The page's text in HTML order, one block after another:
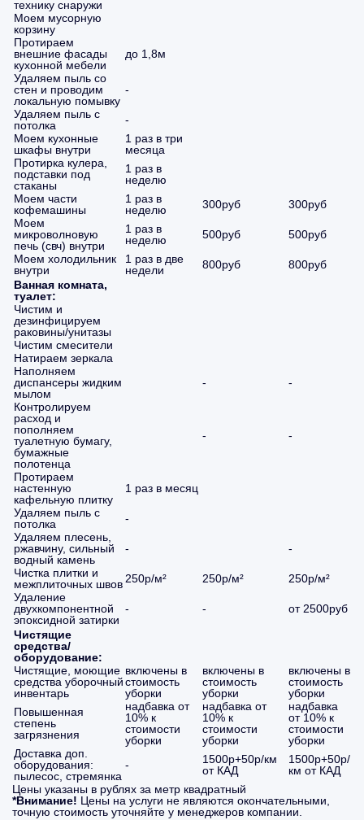
технику снаружи
Моем мусорную
корзину
Протираем
внешние фасады
кухонной мебели
до 1,8м
Удаляем пыль со
стен и проводим
локальную помывку
-
Удаляем пыль с
потолка
-
Моем кухонные
шкафы внутри
1 раз в три
месяца
Протирка кулера,
подставки под
стаканы
1 раз в
неделю
Моем части
кофемашины
1 раз в
неделю
300руб
300руб
Моем
микроволновую
печь (свч) внутри
1 раз в
неделю
500руб
500руб
Моем холодильник
внутри
1 раз в две
недели
800руб
800руб
Ванная комната,
туалет:
Чистим и
дезинфицируем
раковины/унитазы
Чистим смесители
Натираем зеркала
Наполняем
диспансеры жидким
мылом
-
-
Контролируем
расход и
пополняем
туалетную бумагу,
бумажные
полотенца
- -
Протираем
настенную
кафельную плитку
1 раз в месяц
Удаляем пыль с
потолка
-
Удаляем плесень,
ржавчину, сильный
водный камень
-
-
Чистка плитки и
межплиточных швов250р/м² 250р/м²
250р/м²
Удаление
двухкомпонентной
эпоксидной затирки
- -
от 2500руб
Чистящие
средства/
оборудование:
Чистящие, моющие
средства уборочный
инвентарь
включены в
стоимость
уборки
включены в
стоимость
уборки
включены в
стоимость
уборки
Повышенная
степень
загрязнения
надбавка от
10% к
стоимости
уборки
надбавка от
10% к
стоимости
уборки
надбавка
от 10% к
стоимости
уборки
Доставка доп.
оборудования:
пылесос, стремянка
-
1500р+50р/км
от КАД
1500р+50р/
км от КАД
Цены указаны в рублях за метр квадратный
*Внимание! Цены на услуги не являются окончательными,
точную стоимость уточняйте у менеджеров компании.